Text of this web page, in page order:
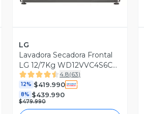
LG
Lavadora Secadora Frontal
LG 12/7Kg WD12VVC4S6C
AIDD ThinQ4.8(63)
12% $419.990
8% $439.990
$479.990